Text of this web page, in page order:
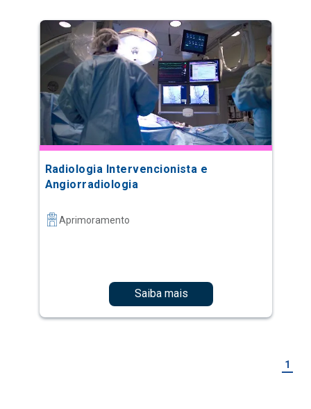
Radiologia Intervencionista e
Angiorradiologia
Aprimoramento
Saiba mais
1